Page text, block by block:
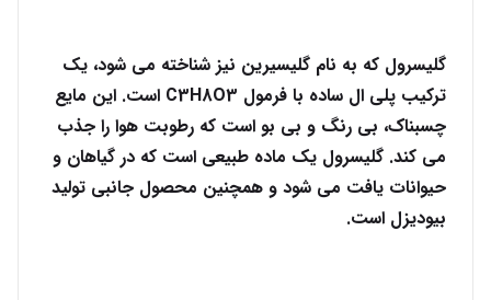
گلیسرول که به نام گلیسیرین نیز شناخته می شود، یک
ترکیب پلی ال ساده با فرمول C3H8O3 است. این مایع
چسبناک، بی رنگ و بی بو است که رطوبت هوا را جذب
می کند. گلیسرول یک ماده طبیعی است که در گیاهان و
حیوانات یافت می شود و همچنین محصول جانبی تولید
بیودیزل است.